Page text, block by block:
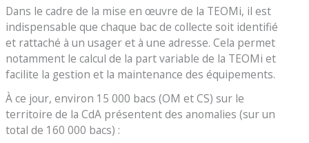
Dans le cadre de la mise en œuvre de la TEOMi, il est
indispensable que chaque bac de collecte soit identifié
et rattaché à un usager et à une adresse. Cela permet
notamment le calcul de la part variable de la TEOMi et
facilite la gestion et la maintenance des équipements.
À ce jour, environ 15 000 bacs (OM et CS) sur le
territoire de la CdA présentent des anomalies (sur un
total de 160 000 bacs) :